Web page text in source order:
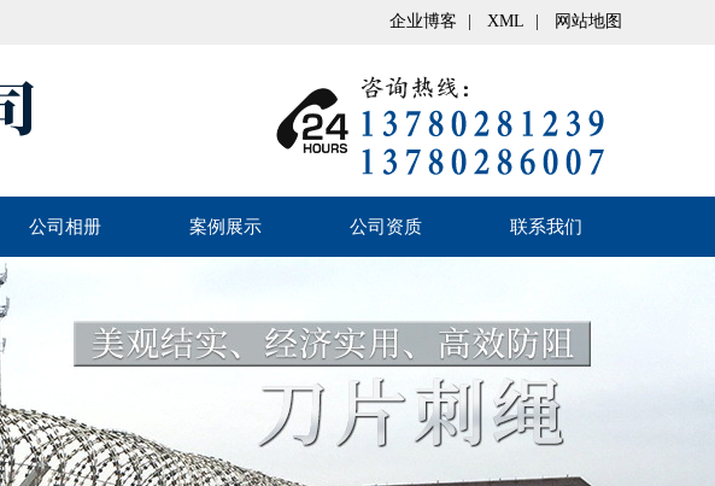
企业博客 XML 网站地图
公司相册 案例展示 公司资质 联系我们